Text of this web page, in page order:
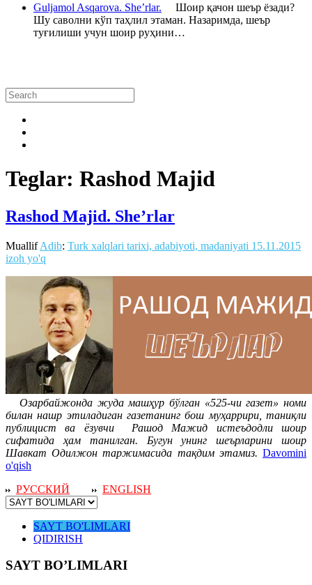
Guljamol Asqarova. She’rlar. Шоир қачон шеър ёзади?
Шу саволни кўп таҳлил этаман. Назаримда, шеър
туғилиши учун шоир руҳини…
Teglar: Rashod Majid
Rashod Majid. She’rlar
MuallifAdib: Turk xalqlari tarixi, adabiyoti, madaniyati 15.11.2015
izoh yo'q
Озарбайжонда жуда машҳур бўлган «525-чи газет» номи
билан нашр этиладиган газетанинг бош муҳаррири, таниқли
публицист ва ёзувчи Рашод Мажид истеъдодли шоир
сифатида ҳам танилган. Бугун унинг шеърларини шоир
Шавкат Одилжон таржимасида тақдим этамиз. Davomini
o'qish
РУССКИЙ
ENGLISH
SAYT BO'LIMLARI
QIDIRISH
SAYT BO’LIMLARI